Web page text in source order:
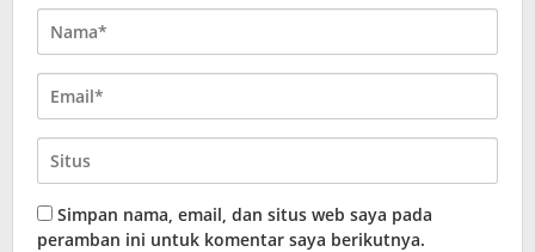
Simpan nama, email, dan situs web saya pada
peramban ini untuk komentar saya berikutnya.